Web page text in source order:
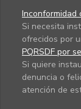
Inconformidad
Si necesita
ofrecidos por
PQRSDF por
Si quiere
denuncia o
atención de